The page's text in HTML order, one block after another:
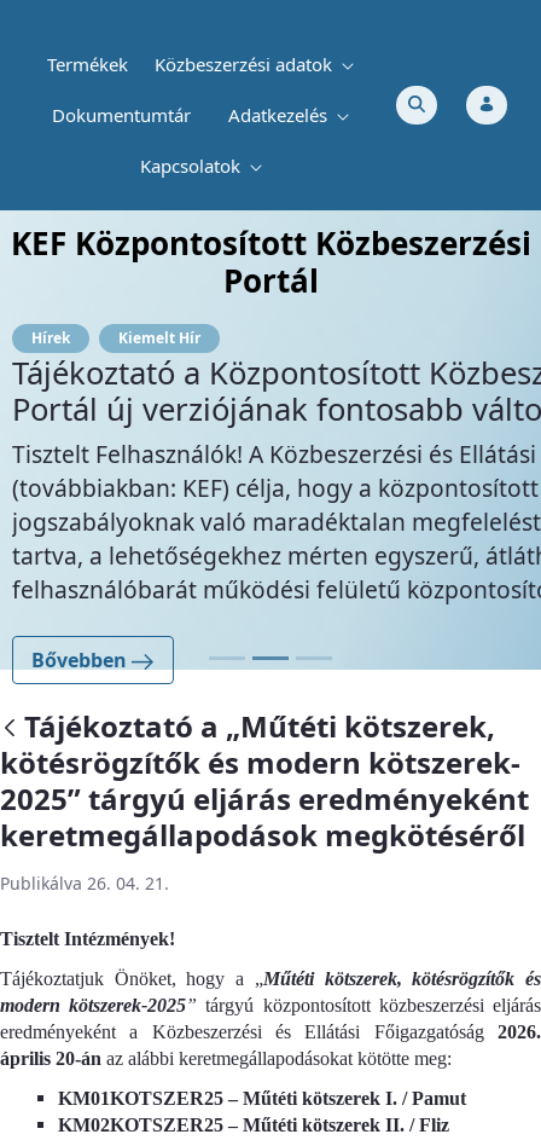
Termékek Közbeszerzési adatok
Dokumentumtár Adatkezelés
Kapcsolatok
Tájékoztató a „Műtéti kötszerek,
KEF Központosított Közbeszerzési
Portál
Hírek Kiemelt Hír
Tájékoztató a Központosított
Portál új verziójának fontosabb
Tisztelt Felhasználók! A Közbeszerzési és
(továbbiakban: KEF) célja, hogy a
jogszabályoknak való maradéktalan
tartva, a lehetőségekhez mérten egyszerű,
felhasználóbarát működési felületű
Bővebben
Tájékoztató a „Műtéti kötszerek,
kötésrögzítők és modern kötszerek-
2025” tárgyú eljárás eredményeként
keretmegállapodások megkötéséről
Publikálva 26. 04. 21.
Tisztelt Intézmények!
Tájékoztatjuk Önöket, hogy a „Műtéti kötszerek, kötésrögzítők és
modern kötszerek-2025” tárgyú központosított közbeszerzési eljárás
eredményeként a Közbeszerzési és Ellátási Főigazgatóság 2026.
április 20-án az alábbi keretmegállapodásokat kötötte meg:
KM01KOTSZER25 – Műtéti kötszerek I. / Pamut
KM02KOTSZER25 – Műtéti kötszerek II. / Fliz